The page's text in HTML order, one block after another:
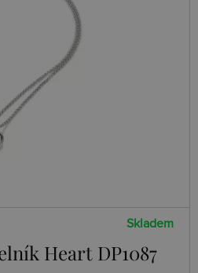
Skladem
Heart DP1087